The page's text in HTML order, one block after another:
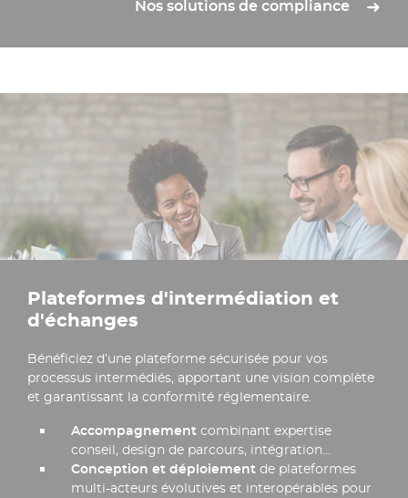
Nos solutions de compliance
Plateformes d'intermédiation et
d'échanges​
Bénéficiez d’une plateforme sécurisée pour vos
processus intermédiés, apportant une vision complète
et garantissant la conformité réglementaire.
Accompagnement combinant expertise
conseil, design de parcours, intégration…
Conception et déploiement de plateformes
multi-acteurs évolutives et interopérables pour